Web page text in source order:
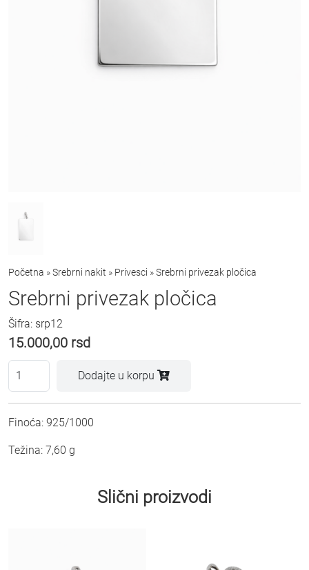
Početna »Srebrni nakit » Privesci »Srebrni privezak pločica
Srebrni privezak pločica
Šifra: srp12
15.000,00 rsd
Dodajte u korpu
Finoća: 925/1000
Težina: 7,60 g
Slični proizvodi